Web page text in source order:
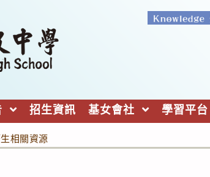
招生資訊 基女會社 學習平台
相關資源